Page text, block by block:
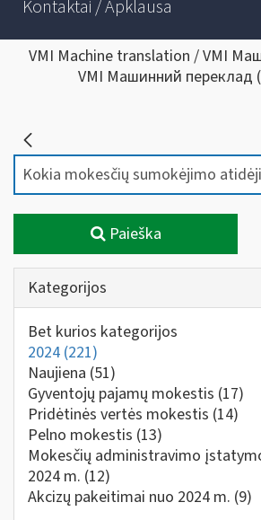
Kontaktai / Apklausa
VMI Machine translation / VMI
VMI Машинний переклад (
Paieška
Kategorijos
Bet kurios kategorijos
2024 (221)
Naujiena (51)
Gyventojų pajamų mokestis (17)
Pridėtinės vertės mokestis (14)
Pelno mokestis (13)
Mokesčių administravimo
2024 m. (12)
Akcizų pakeitimai nuo 2024 m. (9)